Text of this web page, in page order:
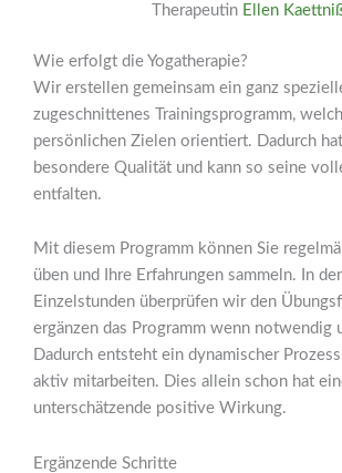
Therapeutin Ellen
Wie erfolgt die Yogatherapie?
Wir erstellen gemeinsam ein ganz
zugeschnittenes Trainingsprogramm,
persönlichen Zielen orientiert. Dadurch
besondere Qualität und kann so seine
entfalten.
Mit diesem Programm können Sie
üben und Ihre Erfahrungen sammeln. In
Einzelstunden überprüfen wir den
ergänzen das Programm wenn notwendig
Dadurch entsteht ein dynamischer
aktiv mitarbeiten. Dies allein schon hat
unterschätzende positive Wirkung.
Ergänzende Schritte